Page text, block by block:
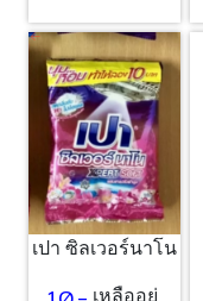
เปา ซิลเวอร์นาโน
เหลืออยู่